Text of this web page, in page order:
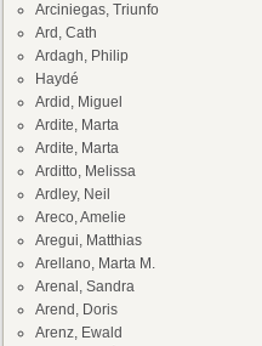
Arciniegas, Triunfo
Ard, Cath
Ardagh, Philip
Haydé
Ardid, Miguel
Ardite, Marta
Ardite, Marta
Arditto, Melissa
Ardley, Neil
Areco, Amelie
Aregui, Matthias
Arellano, Marta M.
Arenal, Sandra
Arend, Doris
Arenz, Ewald